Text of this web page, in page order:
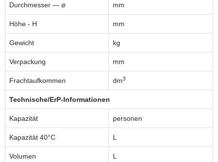
Durchmesser — ⌀ mm
Höhe - H mm
Gewicht kg
Verpackung mm
Frachtaufkommen dm3
Technische/ErP-Informationen
Kapazität personen
Kapazität 40°C L
Volumen L